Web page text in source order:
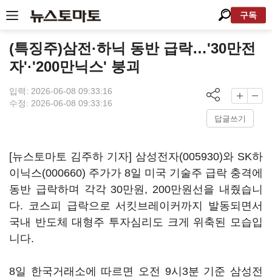
구독
(특징주)삼전·하닉 동반 급락…'30만전
자'·'200만닉스' 붕괴
입력: 2026-06-08 09:33:16
수정: 2026-06-08 09:33:16
답글쓰기
[뉴스토마토 김주하 기자] 삼성전자(005930)와 SK하
이닉스(000660) 주가가 8일 미국 기술주 급락 충격에
동반 급락하며 각각 30만원, 200만원선을 내줬습니
다. 코스피 급락으로 서킷브레이커까지 발동되면서
국내 반도체 대형주 투자심리도 크게 위축된 모습입
니다.
8일 한국거래소에 따르면 오전 9시3분 기준 삼성전